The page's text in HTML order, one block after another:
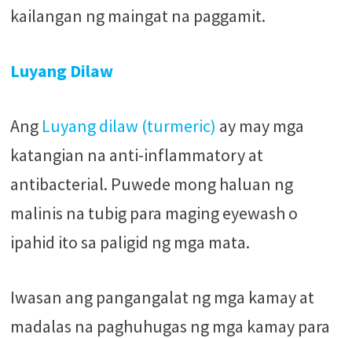
kailangan ng maingat na paggamit.
Luyang Dilaw
Ang Luyang dilaw (turmeric) ay may mga
katangian na anti-inflammatory at
antibacterial. Puwede mong haluan ng
malinis na tubig para maging eyewash o
ipahid ito sa paligid ng mga mata.
Iwasan ang pangangalat ng mga kamay at
madalas na paghuhugas ng mga kamay para